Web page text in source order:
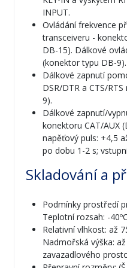
INPUT.
Ovládání frekvence
transceiveru -
DB-15). Dálkové
(konektor typu DB-9).
Dálkové zapnutí
DSR/DTR a CTS/
9).
Dálkové zapnutí/
konektoru CAT/AUX
napěťový puls: +4,5
po dobu 1-2 s;
Skladování a
Podmínky prostředí
Teplotní rozsah: -
Relativní vlhkost: až
Nadmořská výška:
zavazadlového